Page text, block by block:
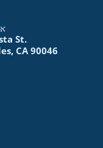
St.
CA 90046